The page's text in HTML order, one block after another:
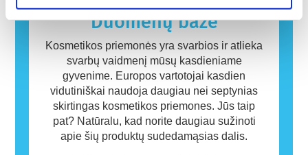
nereiškia, kad produktas nėra saugus naudoti
kitiems.
Duomenų bazė
Kosmetikos priemonės yra svarbios ir atlieka
svarbų vaidmenį mūsų kasdieniame
gyvenime. Europos vartotojai kasdien
vidutiniškai naudoja daugiau nei septynias
skirtingas kosmetikos priemones. Jūs taip
pat? Natūralu, kad norite daugiau sužinoti
apie šių produktų sudedamąsias dalis.